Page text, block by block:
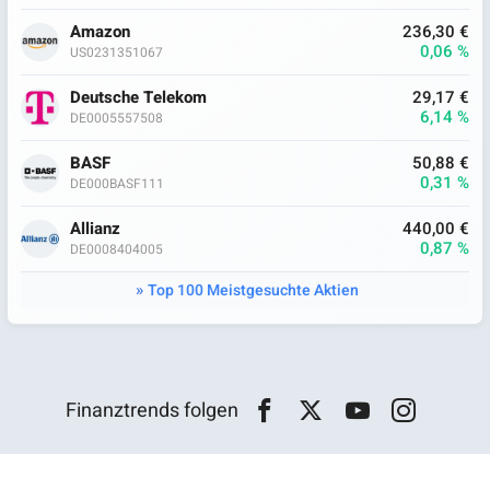
Amazon
US0231351067
236,30 €
0,06 %
Deutsche Telekom
DE0005557508
29,17 €
6,14 %
BASF
DE000BASF111
50,88 €
0,31 %
Allianz
DE0008404005
440,00 €
0,87 %
Top 100 Meistgesuchte Aktien
Finanztrends folgen